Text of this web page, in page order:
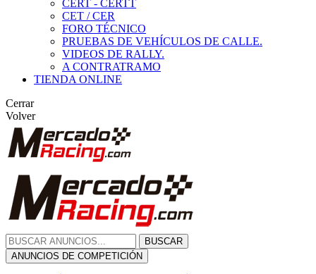
CERT - CERTT
CET / CER
FORO TÉCNICO
PRUEBAS DE VEHÍCULOS DE CALLE.
VIDEOS DE RALLY.
A CONTRATRAMO
TIENDA ONLINE
Cerrar
Volver
BUSCAR
ANUNCIOS DE COMPETICIÓN